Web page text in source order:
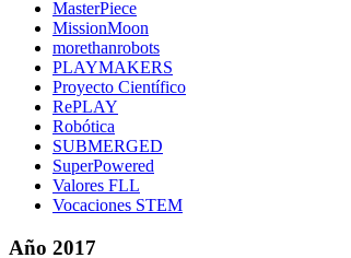
MasterPiece
MissionMoon
morethanrobots
PLAYMAKERS
Proyecto Científico
RePLAY
Robótica
SUBMERGED
SuperPowered
Valores FLL
Vocaciones STEM
Año 2017